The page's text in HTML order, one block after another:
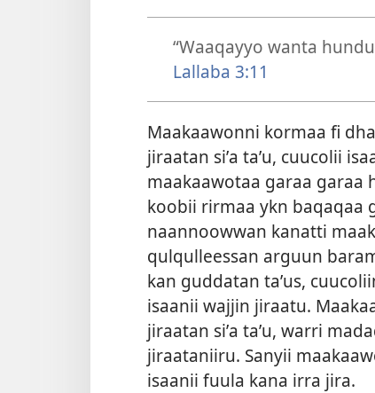
“Waaqayyo wanta
Lallaba 3:11
Maakaawonni kormaa fi
jiraatan siʼa taʼu, cuucolii
maakaawotaa garaa garaa
koobii rirmaa ykn baqaqaa
naannoowwan kanatti
qulqulleessan arguun
kan guddatan taʼus,
isaanii wajjin jiraatu.
jiraatan siʼa taʼu, warri
jiraataniiru. Sanyii
isaanii fuula kana irra jira.